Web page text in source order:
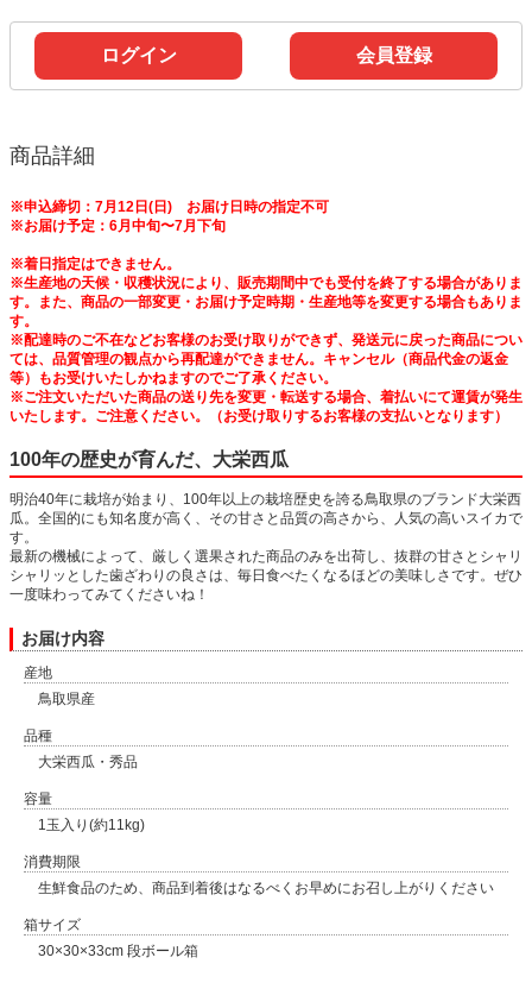
ログイン 会員登録
商品詳細
※申込締切：7月12日(日) お届け日時の指定不可
※お届け予定：6月中旬〜7月下旬
※着日指定はできません。
※生産地の天候・収穫状況により、販売期間中でも受付を終了する場合がありま
す。また、商品の一部変更・お届け予定時期・生産地等を変更する場合もありま
す。
※配達時のご不在などお客様のお受け取りができず、発送元に戻った商品につい
ては、品質管理の観点から再配達ができません。キャンセル（商品代金の返金
等）もお受けいたしかねますのでご了承ください。
※ご注文いただいた商品の送り先を変更・転送する場合、着払いにて運賃が発生
いたします。ご注意ください。（お受け取りするお客様の支払いとなります）
100年の歴史が育んだ、大栄西瓜
明治40年に栽培が始まり、100年以上の栽培歴史を誇る鳥取県のブランド大栄西
瓜。全国的にも知名度が高く、その甘さと品質の高さから、人気の高いスイカで
す。
最新の機械によって、厳しく選果された商品のみを出荷し、抜群の甘さとシャリ
シャリッとした歯ざわりの良さは、毎日食べたくなるほどの美味しさです。ぜひ
一度味わってみてくださいね！
お届け内容
産地
鳥取県産
品種
大栄西瓜・秀品
容量
1玉入り(約11kg)
消費期限
生鮮食品のため、商品到着後はなるべくお早めにお召し上がりください
箱サイズ
30×30×33cm 段ボール箱